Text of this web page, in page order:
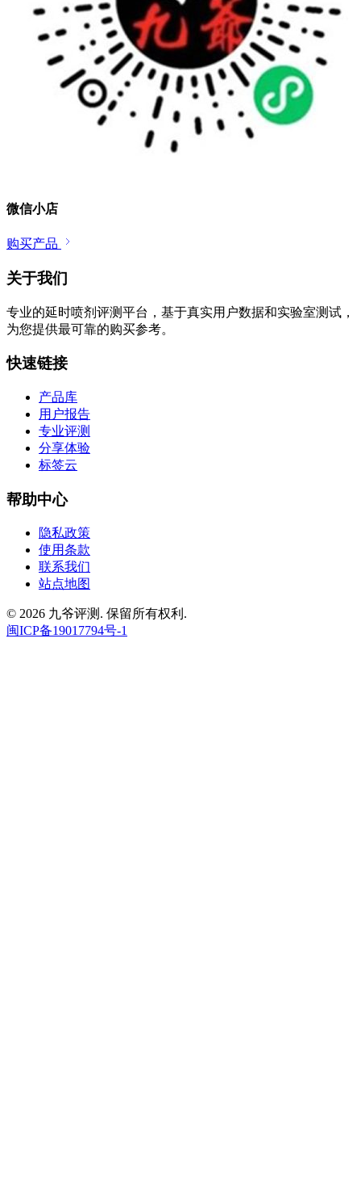
微信小店
购买产品
关于我们
专业的延时喷剂评测平台，基于真实用户数据和实验室测试，
为您提供最可靠的购买参考。
快速链接
产品库
用户报告
专业评测
分享体验
标签云
帮助中心
隐私政策
使用条款
联系我们
站点地图
© 2026 九爷评测. 保留所有权利.
闽ICP备19017794号-1